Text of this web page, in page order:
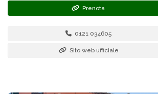
0121 034605